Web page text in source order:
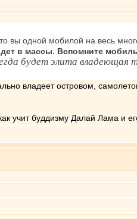
вы одной мобилой на весь
в массы. Вспомните
будет элита
владеет островом,
учит буддизму Далай Лама и